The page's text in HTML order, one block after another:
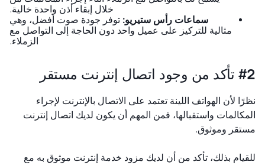
خلال إبقاء أذن واحدة خالية.
سماعات رأس ستيريو:توفر جودة صوت أفضل، وهي
مثالية للتركيز على عميل واحد دون الحاجة إلى التواصل مع
الزملاء.
لأن الهواتف اللينة تعتمد على الاتصال بالإنترنت لإجراء
واستقبالها، فمن المهم أن يكون لديك اتصال إنترنت
وموثوق.
بذلك، تأكد من أن لديك مزود خدمة إنترنت موثوق به مع